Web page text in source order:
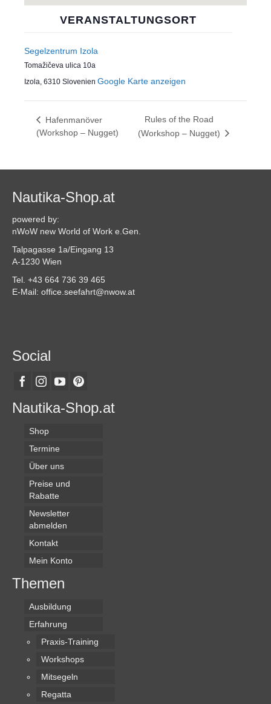
VERANSTALTUNGSORT
Segelzentrum Izola
Tomažičeva ulica 10a
Izola, 6310 Slovenien Google Karte anzeigen
Hafenmanöver
(Workshop – Nugget)
Rules of the Road
(Workshop – Nugget)
Nautika-Shop.at
powered by:
nWoW new World of Work e.Gen.
Talpagasse 1a/Eingang 13
A-1230 Wien
Tel. +43 664 736 39 465
E-Mail: office.seefahrt@nwow.at
Social
Nautika-Shop.at
Shop
Termine
Über uns
Preise und
Rabatte
Newsletter
abmelden
Kontakt
Mein Konto
Themen
Ausbildung
Erfahrung
Praxis-Training
Workshops
Mitsegeln
Regatta